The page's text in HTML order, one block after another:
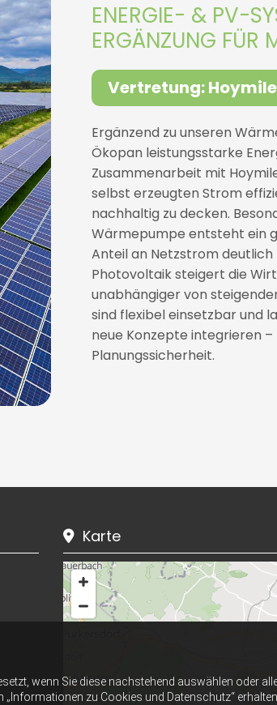
wenn Sie diese nachstehend auswählen oder
zu Cookies und Datenschutz“
ENERGIE- & PV-
ERGÄNZUNG FÜR
Vertretung:
Ergänzend zu unseren
Ökopan leistungsstarke
Zusammenarbeit mit
selbst erzeugten Strom
nachhaltig zu decken.
Wärmepumpe entsteht ein
Anteil an Netzstrom deutlich
Photovoltaik steigert die
unabhängiger von
sind flexibel einsetzbar und
neue Konzepte integrieren
Planungssicherheit.
 Karte